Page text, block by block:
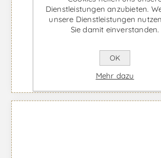
Taittinger Brut Prestige
Schaumwein
Ab €72,46 inkl. MwSt.
Dienstleistungen anzubieten.
unsere Dienstleistungen
Sie damit einverstanden.
OK
Mehr dazu